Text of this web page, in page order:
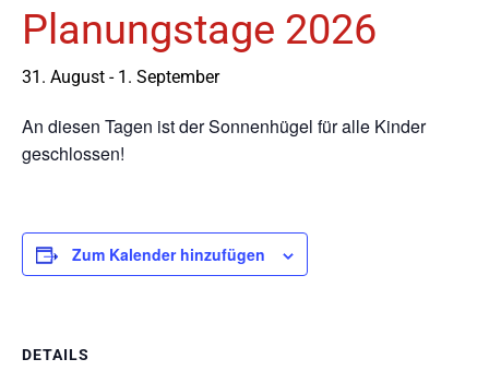
Planungstage 2026
31. August - 1. September
An diesen Tagen ist der Sonnenhügel für alle Kinder
geschlossen!
Zum Kalender hinzufügen
DETAILS